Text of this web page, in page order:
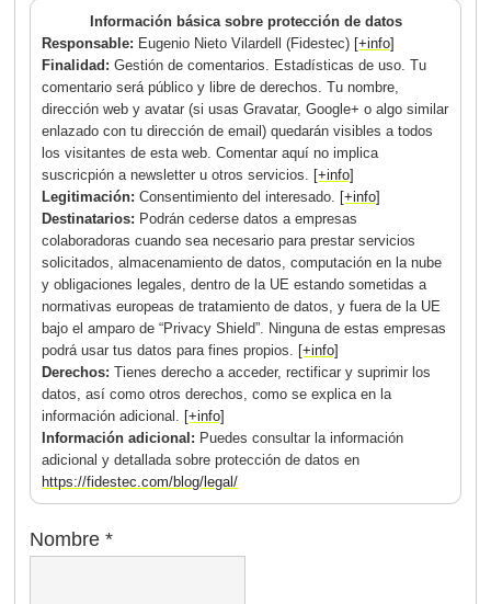
Información básica sobre protección de datos
Responsable: Eugenio Nieto Vilardell (Fidestec) [+info]
Finalidad:Gestión de comentarios. Estadísticas de uso. Tu
comentario será público y libre de derechos. Tu nombre,
dirección web y avatar (si usas Gravatar, Google+ o algo similar
enlazado con tu dirección de email) quedarán visibles a todos
los visitantes de esta web. Comentar aquí no implica
suscricpión a newsletter u otros servicios. [+info]
Legitimación:Consentimiento del interesado. [+info]
Destinatarios: Podrán cederse datos a empresas
colaboradoras cuando sea necesario para prestar servicios
solicitados, almacenamiento de datos, computación en la nube
y obligaciones legales, dentro de la UE estando sometidas a
normativas europeas de tratamiento de datos, y fuera de la UE
bajo el amparo de “Privacy Shield”. Ninguna de estas empresas
podrá usar tus datos para fines propios. [+info]
Derechos:Tienes derecho a acceder, rectificar y suprimir los
datos, así como otros derechos, como se explica en la
información adicional. [+info]
Información adicional: Puedes consultar la información
adicional y detallada sobre protección de datos en
https://fidestec.com/blog/legal/
Nombre*